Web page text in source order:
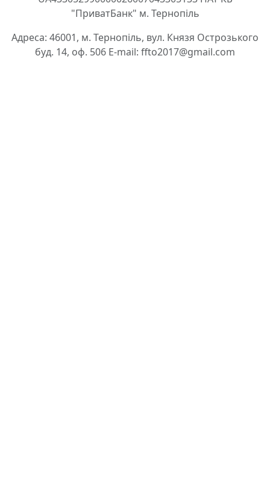
"ПриватБанк" м. Тернопіль
Адреса: 46001, м. Тернопіль, вул. Князя Острозького
буд. 14, оф. 506 E-mail: ffto2017@gmail.com